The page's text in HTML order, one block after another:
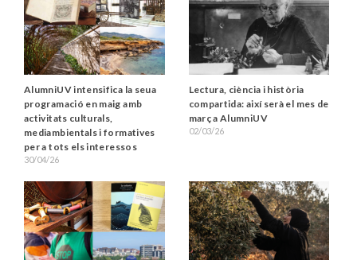
AlumniUV intensifica la seua
programació en maig amb
activitats culturals,
mediambientals i formatives
per a tots els interessos
30/04/26
Lectura, ciència i història
compartida: així serà el mes de
març a AlumniUV
02/03/26